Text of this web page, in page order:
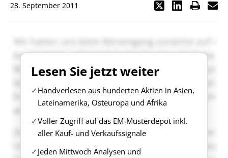
28. September 2011
Lesen Sie jetzt weiter
Handverlesen aus hunderten Aktien in Asien,
Lateinamerika, Osteuropa und Afrika
Voller Zugriff auf das EM-Musterdepot inkl.
aller Kauf- und Verkaufssignale
Jeden Mittwoch Analysen und